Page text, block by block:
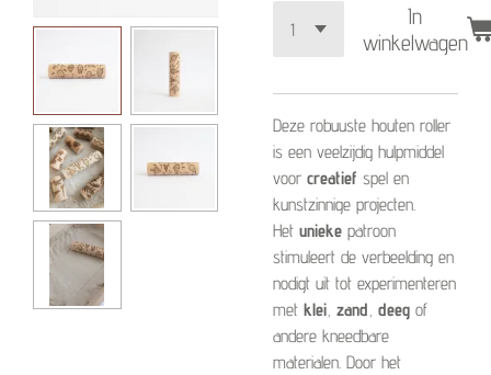
In
winkelwagen
Deze robuuste houten roller
is een veelzijdig hulpmiddel
voor creatief spel en
kunstzinnige projecten.
Het unieke patroon
stimuleert de verbeelding en
nodigt uit tot experimenteren
met klei, zand, deeg of
andere kneedbare
materialen. Door het